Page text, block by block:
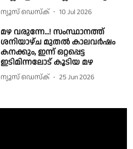
ന്യൂസ് ഡെസ്ക് 10 Jul 2026
മഴ വരുന്നേ...! സംസ്ഥാനത്ത്
ശനിയാഴ്ച മുതൽ കാലവർഷം
കനക്കും, ഇന്ന് ഒറ്റപ്പെട്ട
ഇടിമിന്നലോട് കൂടിയ മഴ
ന്യൂസ് ഡെസ്ക് 25 Jun 2026